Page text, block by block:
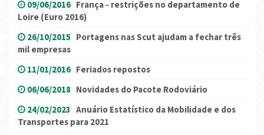
09/06/2016 França - restrições no departamento de
Loire (Euro 2016)
26/10/2015 Portagens nas Scut ajudam a fechar três
mil empresas
11/01/2016 Feriados repostos
06/06/2018 Novidades do Pacote Rodoviário
24/02/2023 Anuário Estatístico da Mobilidade e dos
Transportes para 2021